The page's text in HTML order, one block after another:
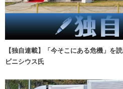
【独自連載】「今そこにある危機」を
ビニシウス氏